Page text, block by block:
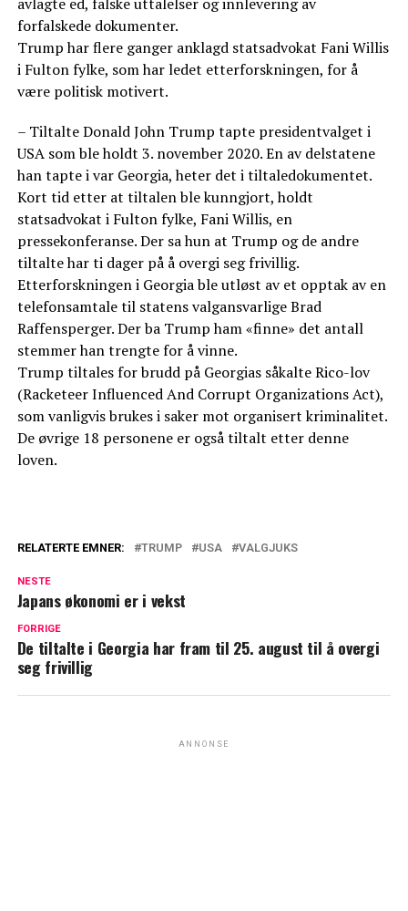
avlagte ed, falske uttalelser og innlevering av
forfalskede dokumenter.
Trump har flere ganger anklagd statsadvokat Fani Willis
i Fulton fylke, som har ledet etterforskningen, for å
være politisk motivert.
– Tiltalte Donald John Trump tapte presidentvalget i
USA som ble holdt 3. november 2020. En av delstatene
han tapte i var Georgia, heter det i tiltaledokumentet.
Kort tid etter at tiltalen ble kunngjort, holdt
statsadvokat i Fulton fylke, Fani Willis, en
pressekonferanse. Der sa hun at Trump og de andre
tiltalte har ti dager på å overgi seg frivillig.
Etterforskningen i Georgia ble utløst av et opptak av en
telefonsamtale til statens valgansvarlige Brad
Raffensperger. Der ba Trump ham «finne» det antall
stemmer han trengte for å vinne.
Trump tiltales for brudd på Georgias såkalte Rico-lov
(Racketeer Influenced And Corrupt Organizations Act),
som vanligvis brukes i saker mot organisert kriminalitet.
De øvrige 18 personene er også tiltalt etter denne
loven.
RELATERTE EMNER: TRUMP USA VALGJUKS
NESTE
Japans økonomi er i vekst
FORRIGE
De tiltalte i Georgia har fram til 25. august til å overgi
seg frivillig
ANNONSE